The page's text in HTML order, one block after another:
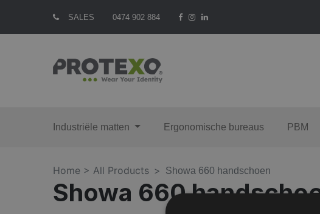
SALES 0474 902 884
Industriële matten Ergonomische bureaus PBM
Home > All Products Showa 660 handschoen
Showa 660